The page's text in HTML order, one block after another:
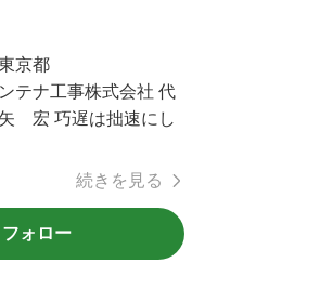
京都
テナ工事株式会社 代
宏 巧遅は拙速にし
続きを見る
フォロー